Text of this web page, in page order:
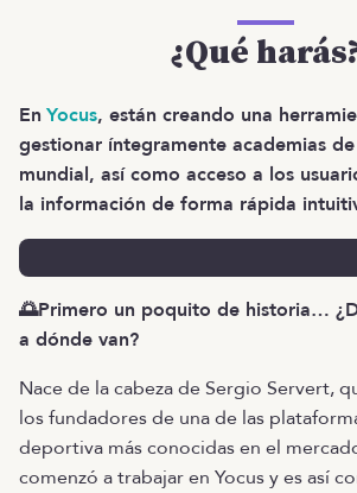
¿Qué
En Yocus, están creando una
gestionar íntegramente academias
mundial, así como acceso a los
la información de forma rápida
🌅Primero un poquito de historia…
a dónde van?
Nace de la cabeza de Sergio Servert,
los fundadores de una de las
deportiva más conocidas en el
comenzó a trabajar en Yocus y es así